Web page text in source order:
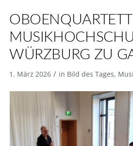
WÜRZBURG ZU
1. März 2026 / in Bild des Tages,